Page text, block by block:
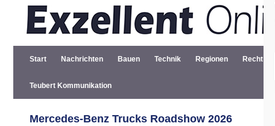
Start Nachrichten Bauen Technik Regionen Recht
Teubert Kommunikation
Mercedes-Benz Trucks Roadshow 2026